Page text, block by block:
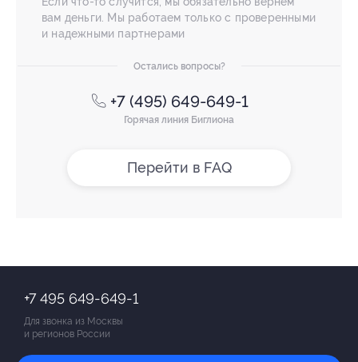
вам деньги. Мы работаем только с проверенными
и надежными партнерами
Остались вопросы?
+7 (495) 649-649-1
Горячая линия Биглиона
Перейти в FAQ
+7 495 649-649-1
Для звонка из Москвы
и регионов России